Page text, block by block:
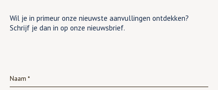
Wil je in primeur onze nieuwste aanvullingen ontdekken?
Schrijf je dan in op onze nieuwsbrief.